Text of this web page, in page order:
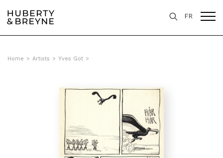
FR
Home > Artists > Yves Got >